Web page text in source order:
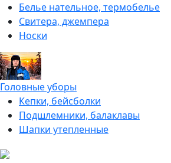
Белье нательное, термобелье
Свитера, джемпера
Носки
Головные уборы
Кепки, бейсболки
Подшлемники, балаклавы
Шапки утепленные